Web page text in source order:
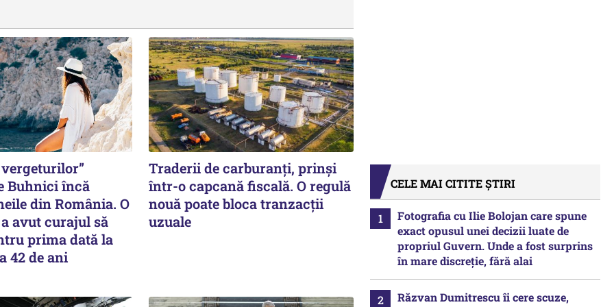
Buhnici încă
din România. O
avut curajul să
prima dată la
42 de ani
Traderii de carburanți, prinși
într-o capcană fiscală. O regulă
nouă poate bloca tranzacții
uzuale
CELE MAI CITITE ȘTIRI
Fotografia cu Ilie Bolojan care spune
exact opusul unei decizii luate de
propriul Guvern. Unde a fost surprins
în mare discreție, fără alai
Răzvan Dumitrescu îi cere scuze,